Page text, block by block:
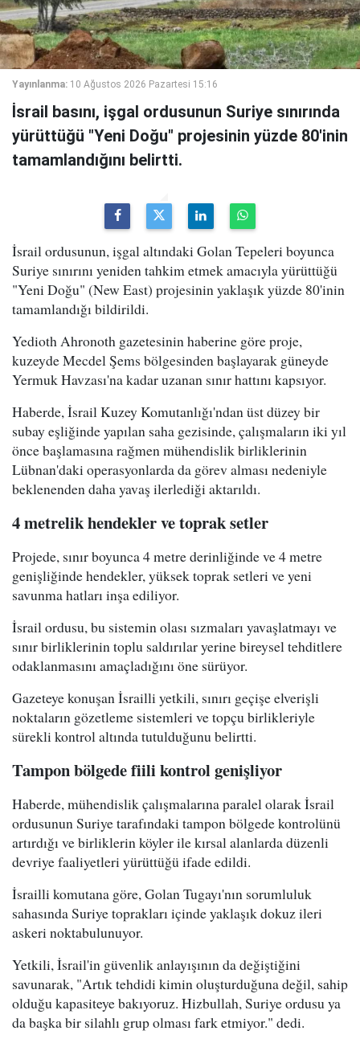
Yayınlanma: 10 Ağustos 2026 Pazartesi 15:16
İsrail basını, işgal ordusunun Suriye sınırında
yürüttüğü "Yeni Doğu" projesinin yüzde 80'inin
tamamlandığını belirtti.
İsrail ordusunun, işgal altındaki Golan Tepeleri boyunca
Suriye sınırını yeniden tahkim etmek amacıyla yürüttüğü
"Yeni Doğu" (New East) projesinin yaklaşık yüzde 80'inin
tamamlandığı bildirildi.
Yedioth Ahronoth gazetesinin haberine göre proje,
kuzeyde Mecdel Şems bölgesinden başlayarak güneyde
Yermuk Havzası'na kadar uzanan sınır hattını kapsıyor.
Haberde, İsrail Kuzey Komutanlığı'ndan üst düzey bir
subay eşliğinde yapılan saha gezisinde, çalışmaların iki yıl
önce başlamasına rağmen mühendislik birliklerinin
Lübnan'daki operasyonlarda da görev alması nedeniyle
beklenenden daha yavaş ilerlediği aktarıldı.
4 metrelik hendekler ve toprak setler
Projede, sınır boyunca 4 metre derinliğinde ve 4 metre
genişliğinde hendekler, yüksek toprak setleri ve yeni
savunma hatları inşa ediliyor.
İsrail ordusu, bu sistemin olası sızmaları yavaşlatmayı ve
sınır birliklerinin toplu saldırılar yerine bireysel tehditlere
odaklanmasını amaçladığını öne sürüyor.
Gazeteye konuşan İsrailli yetkili, sınırı geçişe elverişli
noktaların gözetleme sistemleri ve topçu birlikleriyle
sürekli kontrol altında tutulduğunu belirtti.
Tampon bölgede fiili kontrol genişliyor
Haberde, mühendislik çalışmalarına paralel olarak İsrail
ordusunun Suriye tarafındaki tampon bölgede kontrolünü
artırdığı ve birliklerin köyler ile kırsal alanlarda düzenli
devriye faaliyetleri yürüttüğü ifade edildi.
İsrailli komutana göre, Golan Tugayı'nın sorumluluk
sahasında Suriye toprakları içinde yaklaşık dokuz ileri
askeri noktabulunuyor.
Yetkili, İsrail'in güvenlik anlayışının da değiştiğini
savunarak, "Artık tehdidi kimin oluşturduğuna değil, sahip
olduğu kapasiteye bakıyoruz. Hizbullah, Suriye ordusu ya
da başka bir silahlı grup olması fark etmiyor." dedi.